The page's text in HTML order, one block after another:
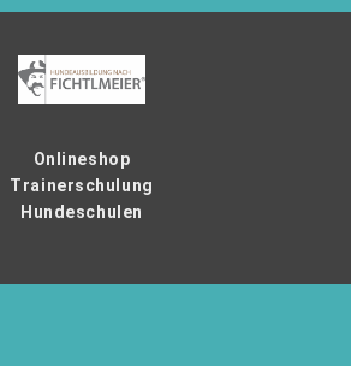
Onlineshop
Trainerschulung
Hundeschulen